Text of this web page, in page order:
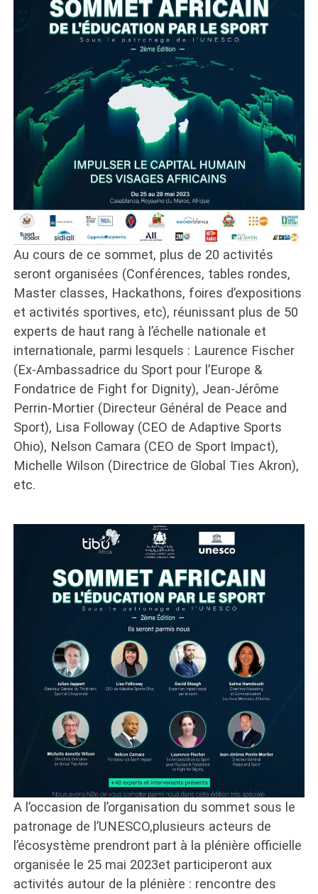
Au cours de ce sommet, plus de 20 activités
seront organisées (Conférences, tables rondes,
Master classes, Hackathons, foires d’expositions
et activités sportives, etc), réunissant plus de 50
experts de haut rang à l’échelle nationale et
internationale, parmi lesquels : Laurence Fischer
(Ex-Ambassadrice du Sport pour l’Europe &
Fondatrice de Fight for Dignity), Jean-Jérôme
Perrin-Mortier (Directeur Général de Peace and
Sport), Lisa Followay (CEO de Adaptive Sports
Ohio), Nelson Camara (CEO de Sport Impact),
Michelle Wilson (Directrice de Global Ties Akron),
etc.
A l’occasion de l’organisation du sommet sous le
patronage de l’UNESCO,plusieurs acteurs de
l’écosystème prendront part à la plénière officielle
organisée le 25 mai 2023et participeront aux
activités autour de la plénière : rencontre des